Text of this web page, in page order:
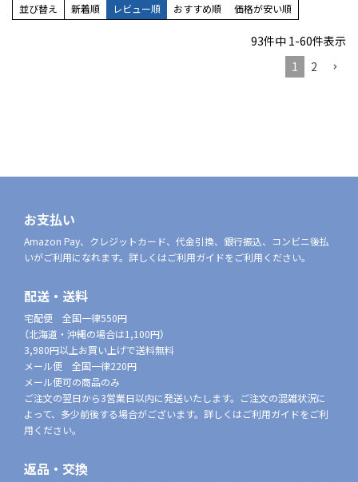
並び替え 新着順 レビュー順 おすすめ順 価格が安い順
93件中 1-60件表示
1
2
お支払い
Amazon Pay、クレジットカード、代金引換、銀行振込、コンビニ後払
いがご利用になれます。詳しくはご利用ガイドをご利用ください。
配送・送料
宅配便 全国一律550円
（北海道・沖縄の場合は1,100円）
3,980円以上お買い上げで送料無料
メール便 全国一律220円
メール便可の商品のみ
ご注文の翌日から3営業日以内に発送いたします。ご注文の混雑状況に
よって、多少前後する場合がございます。詳しくはご利用ガイドをご利
用ください。
返品・交換